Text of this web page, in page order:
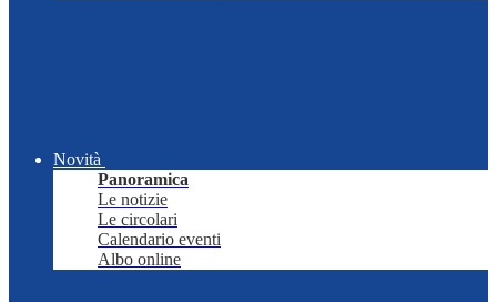
Novità
Panoramica
Le notizie
Le circolari
Calendario eventi
Albo online